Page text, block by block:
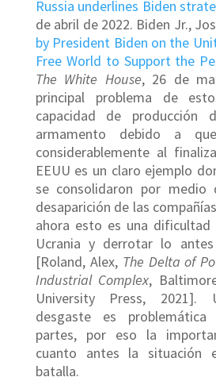
Russia underlines Biden
de abril de 2022. Biden Jr.,
by President Biden on the
Free World to Support the
The White House, 26 de
principal problema de
capacidad de producción
armamento debido a
considerablemente al
EEUU es un claro ejemplo
se consolidaron por medio
desaparición de las
ahora esto es una dificultad
Ucrania y derrotar lo
[Roland, Alex, The Delta of
Industrial Complex,
University Press, 2021].
desgaste es
partes, por eso la
cuanto antes la situación
batalla.